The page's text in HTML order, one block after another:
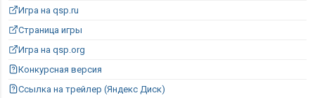
Игра на qsp.ru
Страница игры
Игра на qsp.org
Конкурсная версия
Ссылка на трейлер (Яндекс Диск)